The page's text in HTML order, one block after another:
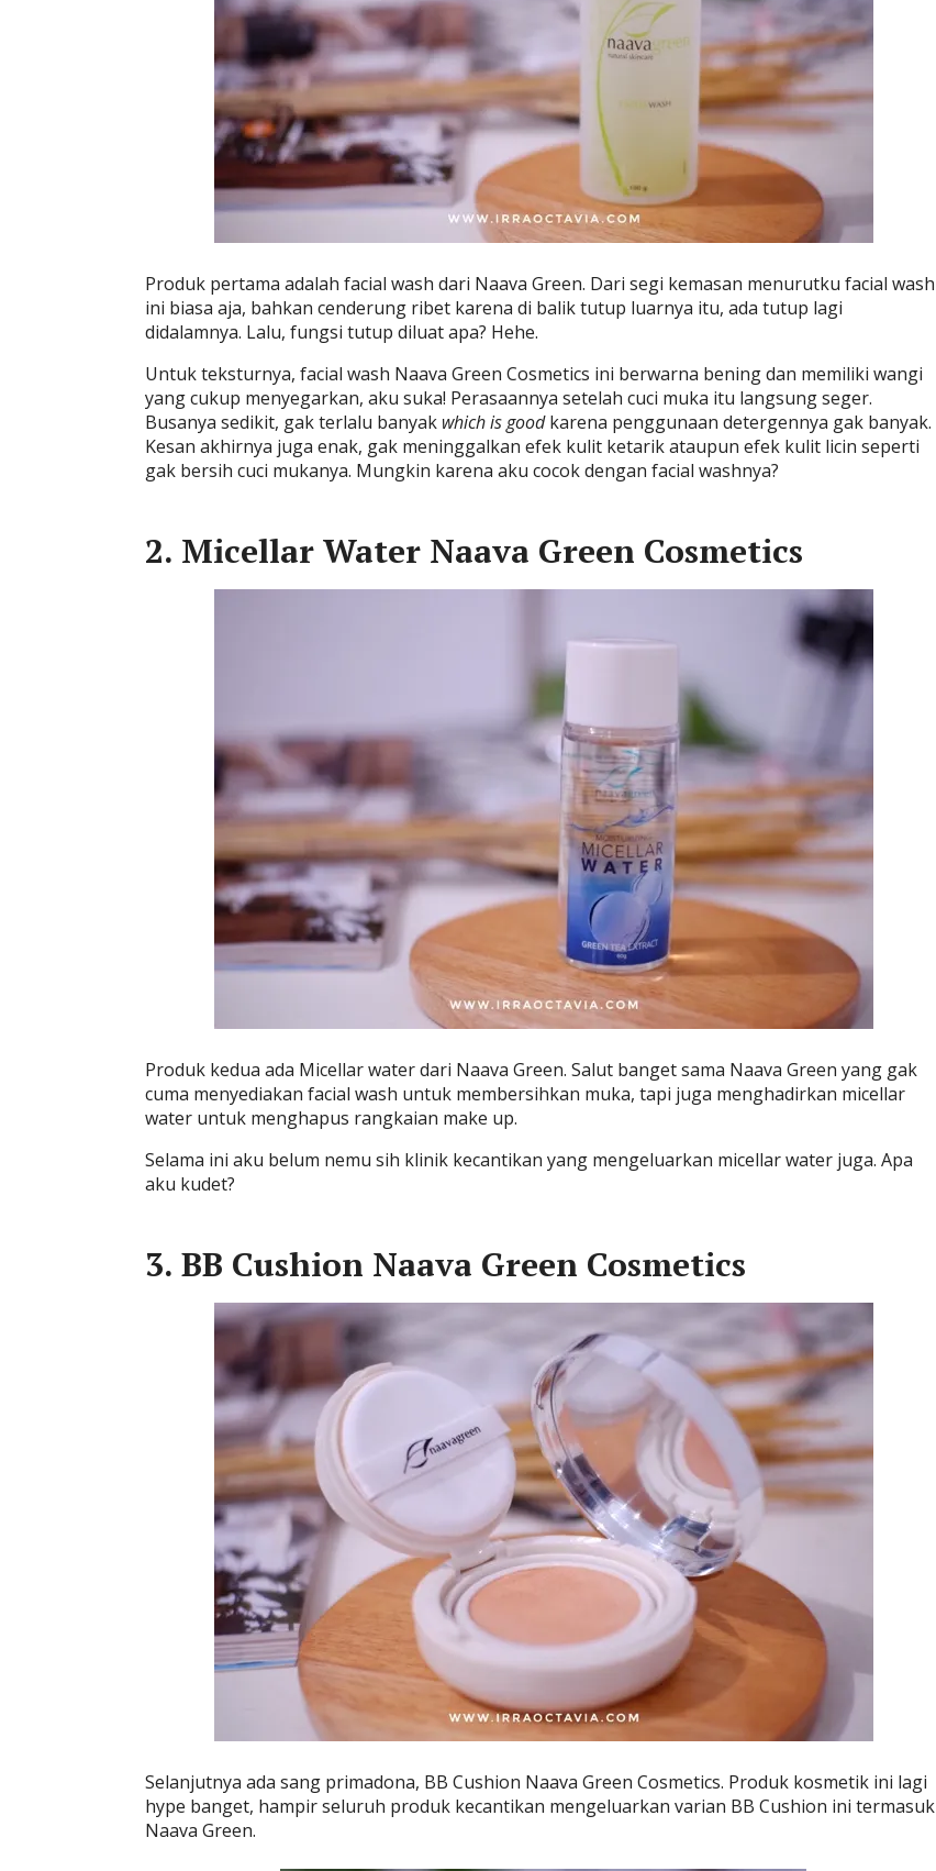
Produk pertama adalah facial wash dari Naava Green. Dari segi kemasan menurutku facial wash
ini biasa aja, bahkan cenderung ribet karena di balik tutup luarnya itu, ada tutup lagi
didalamnya. Lalu, fungsi tutup diluat apa? Hehe.
Untuk teksturnya, facial wash Naava Green Cosmetics ini berwarna bening dan memiliki wangi
yang cukup menyegarkan, aku suka! Perasaannya setelah cuci muka itu langsung seger.
Busanya sedikit, gak terlalu banyak which is goodkarena penggunaan detergennya gak banyak.
Kesan akhirnya juga enak, gak meninggalkan efek kulit ketarik ataupun efek kulit licin seperti
gak bersih cuci mukanya. Mungkin karena aku cocok dengan facial washnya?
2. Micellar Water Naava Green Cosmetics
Produk kedua ada Micellar water dari Naava Green. Salut banget sama Naava Green yang gak
cuma menyediakan facial wash untuk membersihkan muka, tapi juga menghadirkan micellar
water untuk menghapus rangkaian make up.
Selama ini aku belum nemu sih klinik kecantikan yang mengeluarkan micellar water juga. Apa
aku kudet?
3. BB Cushion Naava Green Cosmetics
Selanjutnya ada sang primadona, BB Cushion Naava Green Cosmetics. Produk kosmetik ini lagi
hype banget, hampir seluruh produk kecantikan mengeluarkan varian BB Cushion ini termasuk
Naava Green.